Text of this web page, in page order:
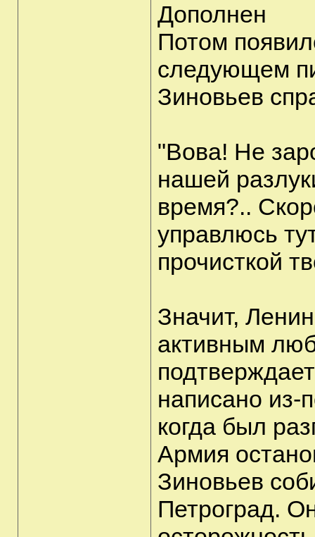
Дополнен
Потом
следующем
Зиновьев
"Вова! Не
нашей
время?..
управлюсь
прочисткой
Значит,
активным
написано из-
когда был
Армия
Зиновьев
Петроград.